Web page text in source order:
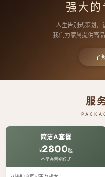
强大的
人生告别式策划，
我们为家属提供高
了
服
简洁A套餐
¥2800起
不举办告别仪式